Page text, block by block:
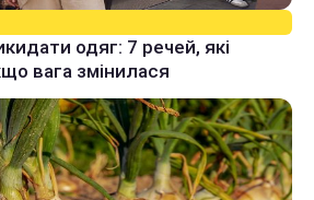
одяг: 7 речей, які
вага змінилася